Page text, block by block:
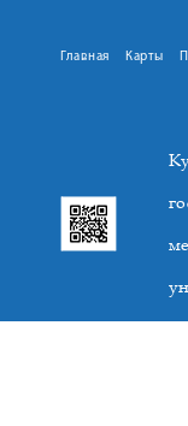
Главная Карты